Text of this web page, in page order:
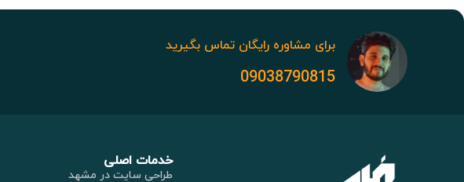
برای مشاوره رایگان تماس بگیرید
09038790815
خدمات اصلی
طراحی سایت در مشهد